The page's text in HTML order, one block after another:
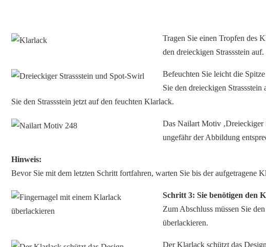
Tragen Sie einen Tropfen des
den dreieckigen Strassstein auf.
Befeuchten Sie leicht die
Sie den dreieckigen
Sie den Strassstein jetzt auf den feuchten Klarlack.
Das Nailart Motiv ‚Dreieckiger
ungefähr der Abbildung
Hinweis:
Bevor Sie mit dem letzten Schritt fortfahren, warten Sie bis der aufgetragene
Schritt 3: Sie benötigen den
Zum Abschluss müssen Sie
überlackieren.
Der Klarlack schützt das